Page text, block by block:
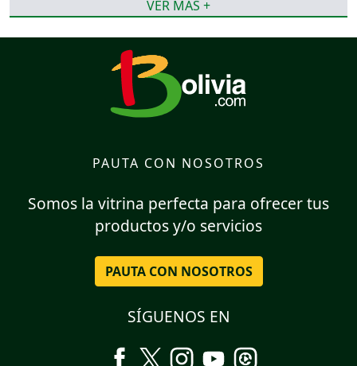
VER MÁS +
PAUTA CON NOSOTROS
Somos la vitrina perfecta para ofrecer tus
productos y/o servicios
PAUTA CON NOSOTROS
SÍGUENOS EN